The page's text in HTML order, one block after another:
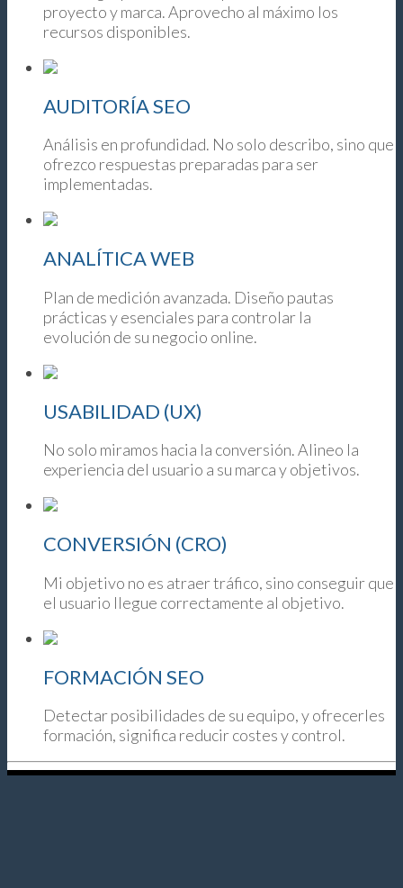
proyecto y marca. Aprovecho al máximo los
recursos disponibles.
AUDITORÍA SEO
Análisis en profundidad. No solo describo, sino que
ofrezco respuestas preparadas para ser
implementadas.
ANALÍTICA WEB
Plan de medición avanzada. Diseño pautas
prácticas y esenciales para controlar la
evolución de su negocio online.
USABILIDAD (UX)
No solo miramos hacia la conversión. Alineo la
experiencia del usuario a su marca y objetivos.
CONVERSIÓN (CRO)
Mi objetivo no es atraer tráfico, sino conseguir que
el usuario llegue correctamente al objetivo.
FORMACIÓN SEO
Detectar posibilidades de su equipo, y ofrecerles
formación, significa reducir costes y control.